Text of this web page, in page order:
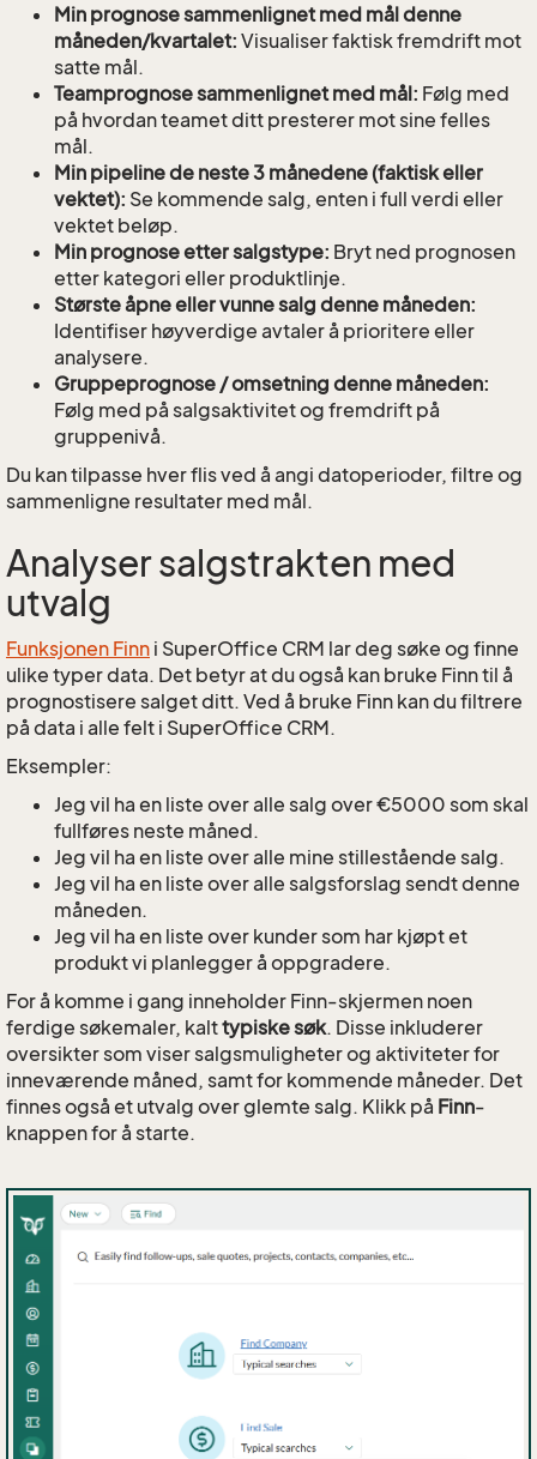
Min prognose sammenlignet med mål denne
måneden/kvartalet: Visualiser faktisk fremdrift mot
satte mål.
Teamprognose sammenlignet med mål: Følg med
på hvordan teamet ditt presterer mot sine felles
mål.
Min pipeline de neste 3 månedene (faktisk eller
vektet): Se kommende salg, enten i full verdi eller
vektet beløp.
Min prognose etter salgstype: Bryt ned prognosen
etter kategori eller produktlinje.
Største åpne eller vunne salg denne måneden:
Identifiser høyverdige avtaler å prioritere eller
analysere.
Gruppeprognose / omsetning denne måneden:
Følg med på salgsaktivitet og fremdrift på
gruppenivå.
Du kan tilpasse hver flis ved å angi datoperioder, filtre og
sammenligne resultater med mål.
Analyser salgstrakten med
utvalg
Funksjonen Finn i SuperOffice CRM lar deg søke og finne
ulike typer data. Det betyr at du også kan bruke Finn til å
prognostisere salget ditt. Ved å bruke Finn kan du filtrere
på data i alle felt i SuperOffice CRM.
Eksempler:
Jeg vil ha en liste over alle salg over €5000 som skal
fullføres neste måned.
Jeg vil ha en liste over alle mine stillestående salg.
Jeg vil ha en liste over alle salgsforslag sendt denne
måneden.
Jeg vil ha en liste over kunder som har kjøpt et
produkt vi planlegger å oppgradere.
For å komme i gang inneholder Finn-skjermen noen
ferdige søkemaler, kalttypiske søk. Disse inkluderer
oversikter som viser salgs­muligheter og aktiviteter for
inneværende måned, samt for kommende måneder. Det
finnes også et utvalg over glemte salg. Klikk på Finn-
knappen for å starte.